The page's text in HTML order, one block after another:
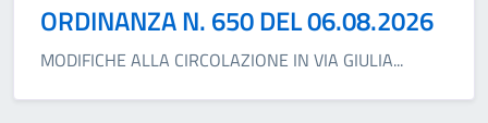
ORDINANZA N. 650 DEL 06.08.2026
MODIFICHE ALLA CIRCOLAZIONE IN VIA GIULIA...